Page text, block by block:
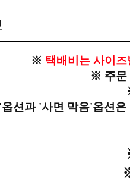
※ 택배비는 사이즈
※ 주문
'옵션과 '사면 막음'옵션